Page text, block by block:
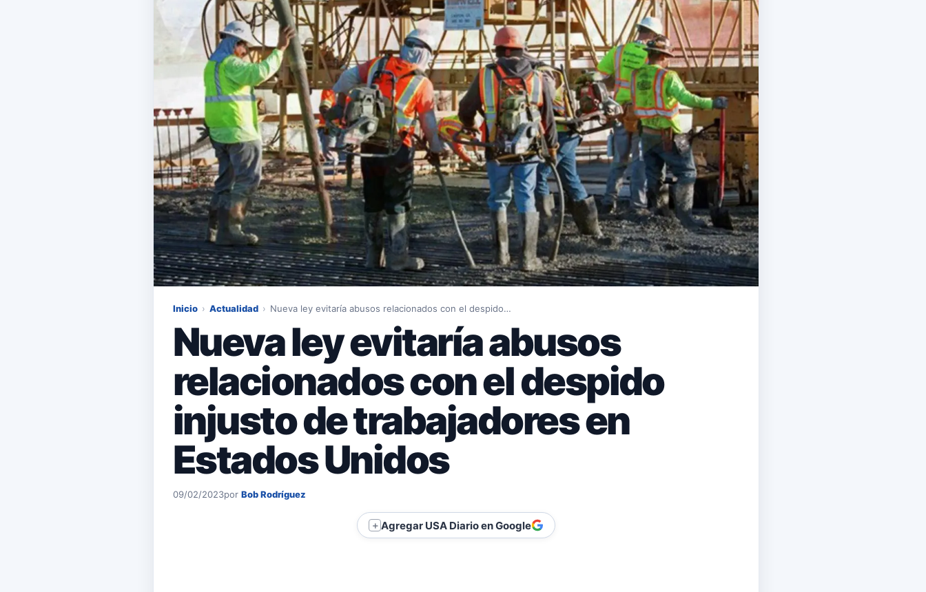
Inicio › Actualidad › Nueva ley evitaría abusos relacionados con el despido…
Nueva ley evitaría abusos
relacionados con el despido
injusto de trabajadores en
Estados Unidos
09/02/2023por Bob Rodríguez
＋ Agregar USA Diario en Google